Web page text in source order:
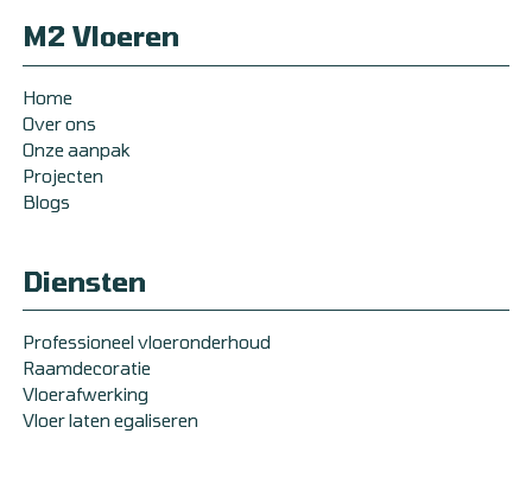
M2 Vloeren
Home
Over ons
Onze aanpak
Projecten
Blogs
Diensten
Professioneel vloeronderhoud
Raamdecoratie
Vloerafwerking
Vloer laten egaliseren